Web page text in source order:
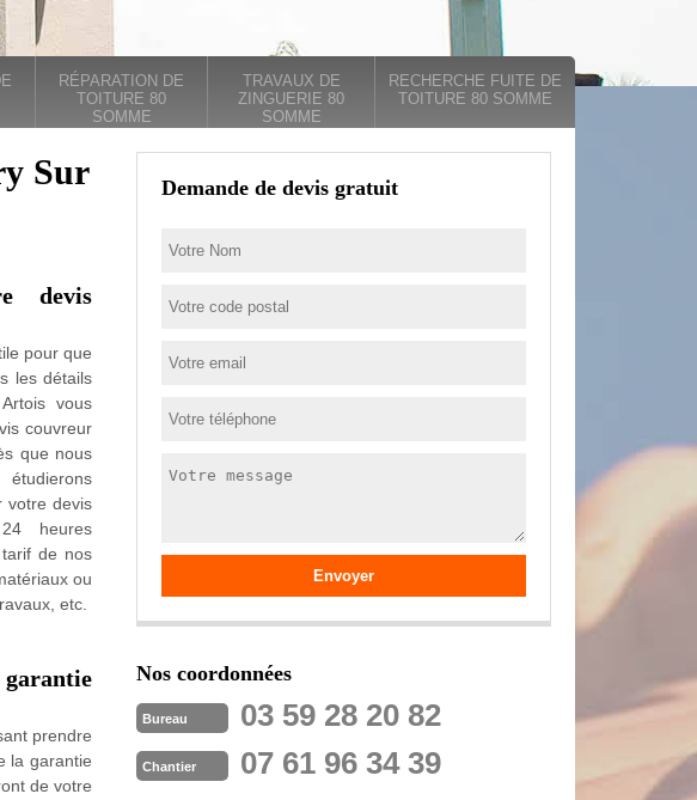
RÉPARATION DE
TOITURE 80
SOMME
TRAVAUX DE
ZINGUERIE 80
SOMME
RECHERCHE FUITE DE
TOITURE 80 SOMME
Sur
devis
pour que
les détails
vous
couvreur
que nous
votre devis
heures
de nos
ou
etc.
prendre
la garantie
de votre
Demande de devis gratuit
Nos coordonnées
Bureau 03 59 28 20 82
Chantier 07 61 96 34 39